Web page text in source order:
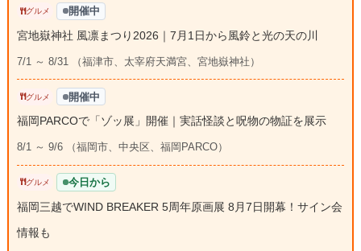
グルメ 開催中
宮地嶽神社 風凛まつり2026｜7月1日から風鈴と光の天の川
7/1 ～ 8/31 （福津市、太宰府天満宮、宮地嶽神社）
グルメ 開催中
福岡PARCOで「ゾッ展」開催｜実話怪談と呪物の物証を展示
8/1 ～ 9/6 （福岡市、中央区、福岡PARCO）
グルメ 今日から
福岡三越でWIND BREAKER 5周年原画展 8月7日開幕！サイン会
情報も